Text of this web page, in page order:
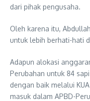
dari pihak pengusaha.
Oleh karena itu,
untuk lebih berhati-hati
Adapun alokasi
Perubahan untuk 84
dengan baik melalui
masuk dalam APBD-